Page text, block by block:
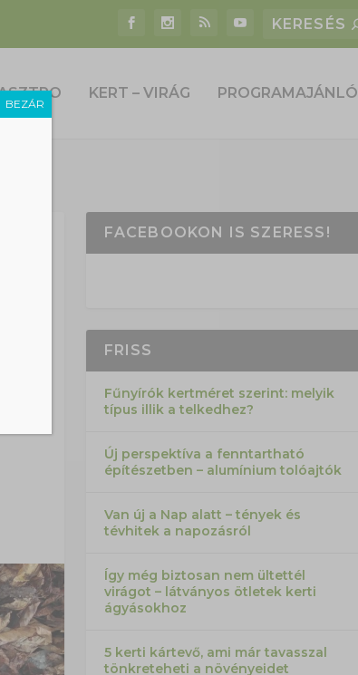
KERT – VIRÁG PROGRAMAJÁNLÓ
FACEBOOKON IS SZERESS!
FRISS
Fűnyírók kertméret szerint: melyik
típus illik a telkedhez?
Új perspektíva a fenntartható
építészetben – alumínium tolóajtók
Van új a Nap alatt – tények és
tévhitek a napozásról
Így még biztosan nem ültettél
virágot – látványos ötletek kerti
ágyásokhoz
5 kerti kártevő, ami már tavasszal
tönkreteheti a növényeidet
BEZÁR